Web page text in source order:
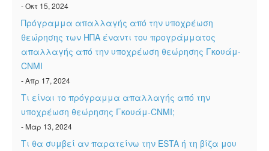
- Οκτ 15, 2024
Πρόγραμμα απαλλαγής από την υποχρέωση
θεώρησης των ΗΠΑ έναντι του προγράμματος
απαλλαγής από την υποχρέωση θεώρησης Γκουάμ-
CNMI
- Απρ 17, 2024
Τι είναι το πρόγραμμα απαλλαγής από την
υποχρέωση θεώρησης Γκουάμ-CNMI;
- Μαρ 13, 2024
Τι θα συμβεί αν παρατείνω την ESTA ή τη βίζα μου